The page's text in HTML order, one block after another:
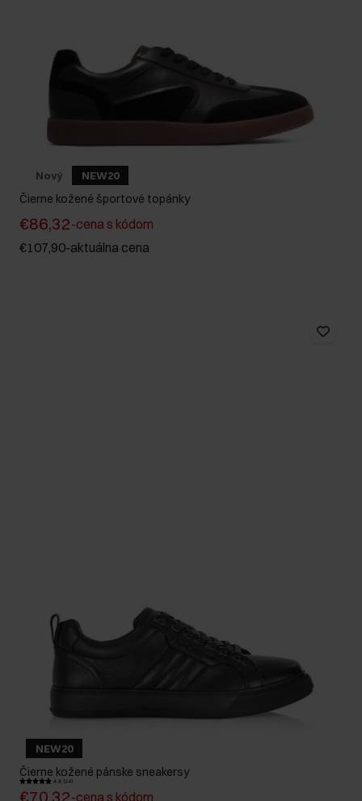
Nový NEW20
Čierne kožené športové topánky
€86,32-cena s kódom
€107,90-aktuálna cena
NEW20
Čierne kožené pánske sneakersy
4.8 (24)
€70,32-cena s kódom